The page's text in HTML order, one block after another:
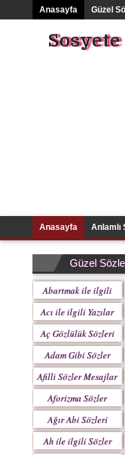
Anasayfa Güzel
Anasayfa Anlamlı
Güzel
Abartmak ile ilgili
Yazılar
Acı ile ilgili Yazılar
Aç Gözlülük Sözleri
Adam Gibi Sözler
Mesajlar
Afilli Sözler Mesajlar
Aforizma Sözler
Mesajlar
Ağır Abi Sözleri
Mesajları
Ah ile ilgili Sözler